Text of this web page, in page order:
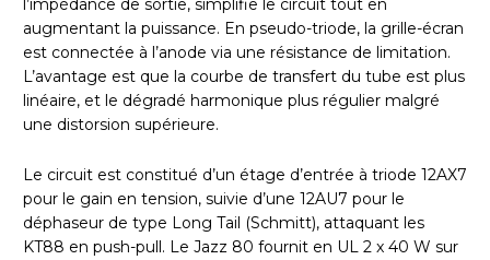
l’impédance de sortie, simplifie le circuit tout en
augmentant la puissance. En pseudo-triode, la grille-écran
est connectée à l’anode via une résistance de limitation.
L’avantage est que la courbe de transfert du tube est plus
linéaire, et le dégradé harmonique plus régulier malgré
une distorsion supérieure.
Le circuit est constitué d’un étage d’entrée à triode 12AX7
pour le gain en tension, suivie d’une 12AU7 pour le
déphaseur de type Long Tail (Schmitt), attaquant les
KT88 en push-pull. Le Jazz 80 fournit en UL 2 x 40 W sur